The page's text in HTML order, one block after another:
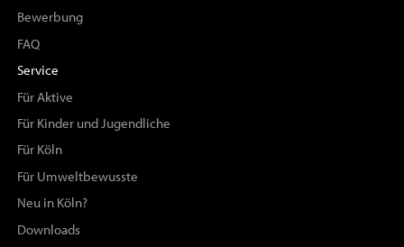
Bewerbung
FAQ
Service
Für Aktive
Für Kinder und Jugendliche
Für Köln
Für Umweltbewusste
Neu in Köln?
Downloads